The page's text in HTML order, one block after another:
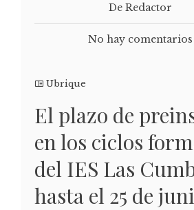
De Redactor
No hay comentarios
Ubrique
El plazo de
en los ciclos
del IES Las
hasta el 25 de